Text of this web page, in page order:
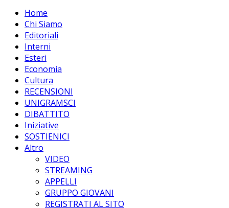
Home
Chi Siamo
Editoriali
Interni
Esteri
Economia
Cultura
RECENSIONI
UNIGRAMSCI
DIBATTITO
Iniziative
SOSTIENICI
Altro
VIDEO
STREAMING
APPELLI
GRUPPO GIOVANI
REGISTRATI AL SITO